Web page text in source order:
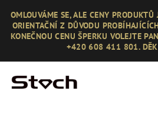
obsah
OMLOUVÁME SE, ALE CENY PRODUKTŮ
ORIENTAČNÍ Z DŮVODU
KONEČNOU CENU ŠPERKU VOLEJTE
+420 608 411 801.